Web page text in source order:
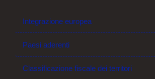
Integrazione europea
Paesi aderenti
Classificazione fiscale dei territori